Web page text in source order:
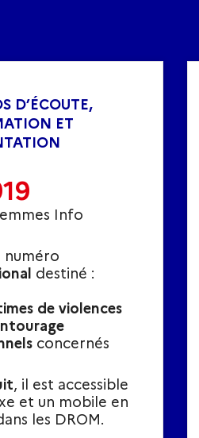
D’ÉCOUTE,
ET
Info
numéro
destiné :
de violences
concernés
, il est accessible
et un mobile en
les DROM.